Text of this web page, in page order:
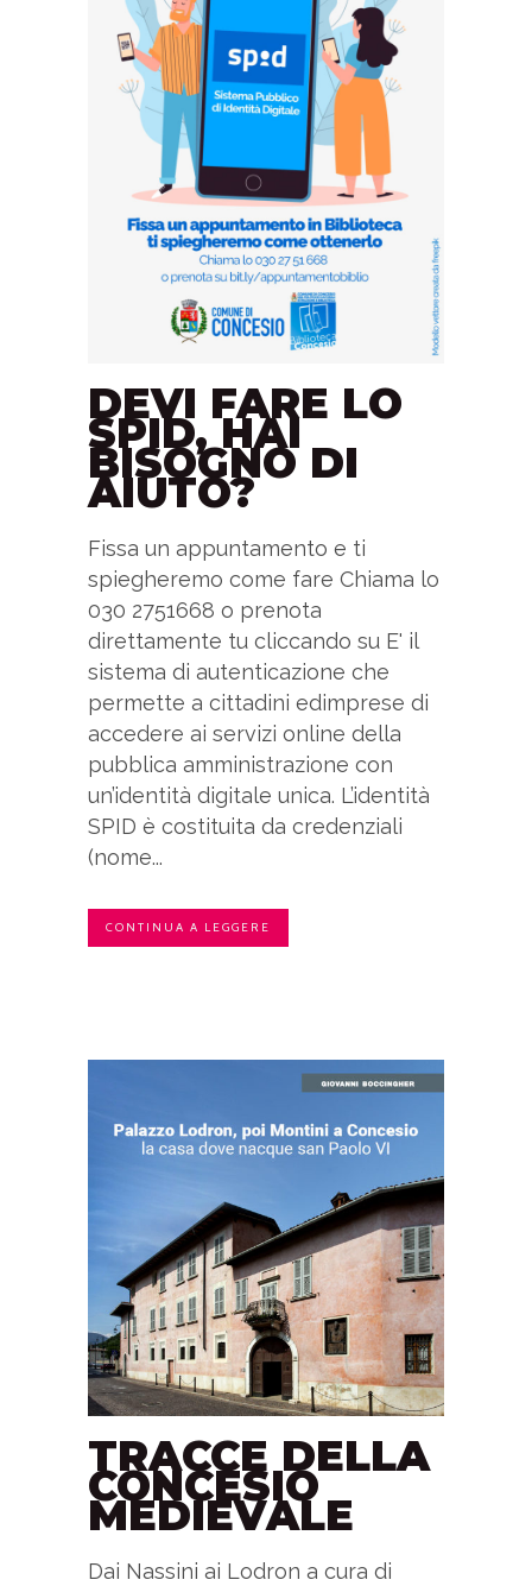
DEVI FARE LO
SPID, HAI
BISOGNO DI
AIUTO?
Fissa un appuntamento e ti
spiegheremo come fare Chiama lo
030 2751668 o prenota
direttamente tu cliccando su E' il
sistema di autenticazione che
permette a cittadini edimprese di
accedere ai servizi online della
pubblica amministrazione con
un’identità digitale unica. L’identità
SPID è costituita da credenziali
(nome...
CONTINUA A LEGGERE
TRACCE DELLA
CONCESIO
MEDIEVALE
Dai Nassini ai Lodron a cura di